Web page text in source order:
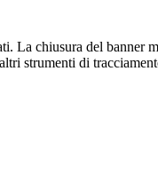
La chiusura del
strumenti di